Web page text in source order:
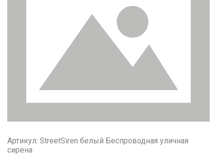
Артикул: StreetSiren белый Беспроводная уличная
сирена